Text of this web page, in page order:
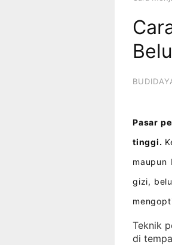
Pasar
tinggi.
maupun
gizi,
Teknik
di